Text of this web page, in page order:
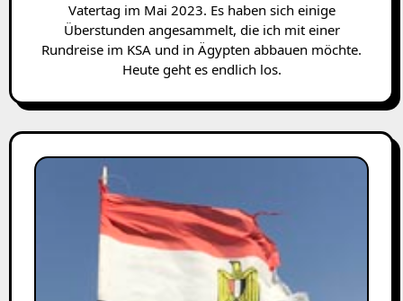
Vatertag im Mai 2023. Es haben sich einige
Überstunden angesammelt, die ich mit einer
Rundreise im KSA und in Ägypten abbauen möchte.
Heute geht es endlich los.